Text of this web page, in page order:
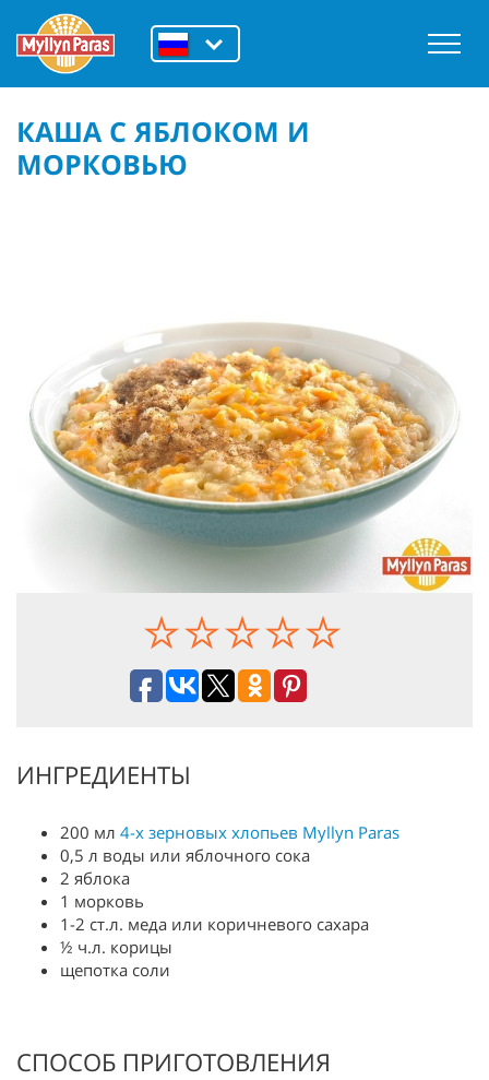
КАША С ЯБЛОКОМ И
МОРКОВЬЮ
ИНГРЕДИЕНТЫ
200 мл 4-х зерновых хлопьев Myllyn Paras
0,5 л воды или яблочного сока
2 яблока
1 морковь
1-2 ст.л. меда или коричневого сахара
½ ч.л. корицы
щепотка соли
СПОСОБ ПРИГОТОВЛЕНИЯ